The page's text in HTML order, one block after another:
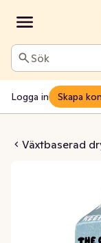
Sök
Logga in Skapa
Växtbaserad
Färsk 1,5%